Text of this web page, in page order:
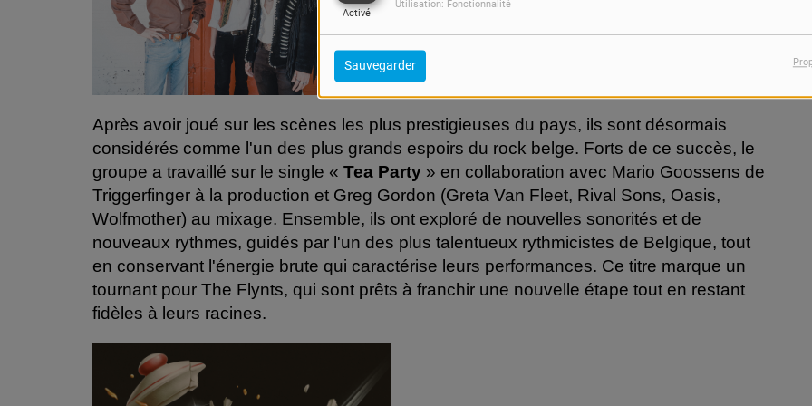
Activé
Utilisation: Fonctionnalité
Sauvegarder
Après avoir joué sur les scènes les plus prestigieuses du pays, ils sont désormais
considérés comme l'un des plus grands espoirs du rock belge. Forts de ce succès, le
groupe a travaillé sur le single « Tea Party » en collaboration avec Mario Goossens de
Triggerfinger à la production et Greg Gordon (Greta Van Fleet, Rival Sons, Oasis,
Wolfmother) au mixage. Ensemble, ils ont exploré de nouvelles sonorités et de
nouveaux rythmes, guidés par l'un des plus talentueux rythmicistes de Belgique, tout
en conservant l'énergie brute qui caractérise leurs performances. Ce titre marque un
tournant pour The Flynts, qui sont prêts à franchir une nouvelle étape tout en restant
fidèles à leurs racines.